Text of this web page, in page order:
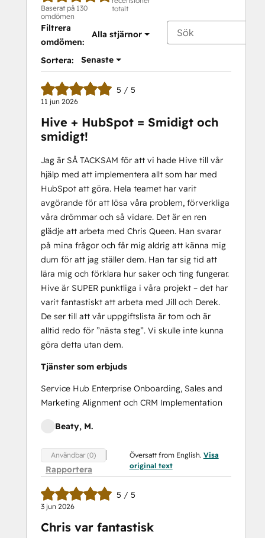
Baserat på 130
omdömen
totalt
Filtrera
omdömen:
Alla stjärnor
Sortera: Senaste
5 / 5
11 jun 2026
Hive + HubSpot = Smidigt och
smidigt!
Jag är SÅ TACKSAM för att vi hade Hive till vår
hjälp med att implementera allt som har med
HubSpot att göra. Hela teamet har varit
avgörande för att lösa våra problem, förverkliga
våra drömmar och så vidare. Det är en ren
glädje att arbeta med Chris Queen. Han svarar
på mina frågor och får mig aldrig att känna mig
dum för att jag ställer dem. Han tar sig tid att
lära mig och förklara hur saker och ting fungerar.
Hive är SUPER punktliga i våra projekt – det har
varit fantastiskt att arbeta med Jill och Derek.
De ser till att vår uppgiftslista är tom och är
alltid redo för ”nästa steg”. Vi skulle inte kunna
göra detta utan dem.
Tjänster som erbjuds
Service Hub Enterprise Onboarding, Sales and
Marketing Alignment och CRM Implementation
Beaty, M.
Användbar (0)
Rapportera
Översatt from English. Visa
original text
5 / 5
3 jun 2026
Chris var fantastisk